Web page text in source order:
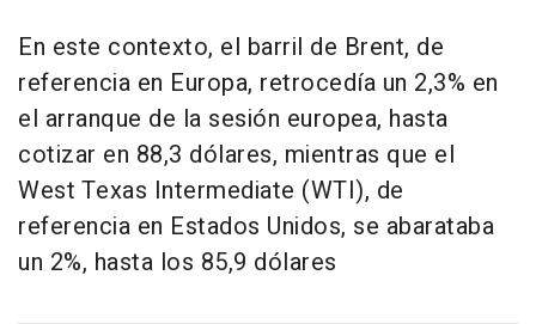
En este contexto, el barril de Brent, de
referencia en Europa, retrocedía un 2,3% en
el arranque de la sesión europea, hasta
cotizar en 88,3 dólares, mientras que el
West Texas Intermediate (WTI), de
referencia en Estados Unidos, se abarataba
un 2%, hasta los 85,9 dólares